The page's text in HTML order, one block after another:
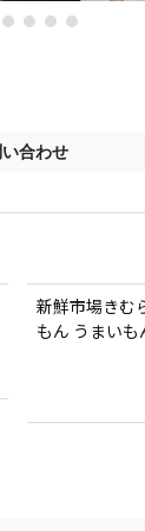
新鮮市場きむ
もん うまいも